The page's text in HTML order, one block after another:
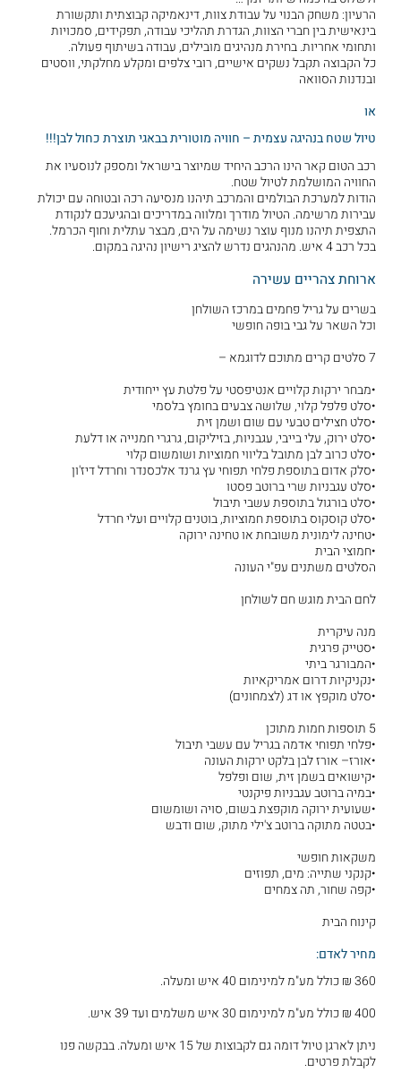
הרעיון: משחק הבנוי על עבודת צוות, דינאמיקה קבוצתית ותקשורת
בינאישית בין חברי הצוות, הגדרת תהליכי עבודה, תפקידים, סמכויות
ותחומי אחריות. בחירת מנהיגים מובילים, עבודה בשיתוף פעולה.
כל הקבוצה תקבל נשקים אישיים, רובי צלפים ומקלע מחלקתי, ווסטים
ובנדנות הסוואה
או
טיול שטח בנהיגה עצמית – חוויה מוטורית בבאגי תוצרת כחול לבן!!!
רכב הטום קאר הינו הרכב היחיד שמיוצר בישראל ומספק לנוסעיו את
החוויה המושלמת לטיול שטח.
הודות למערכת הבולמים והמרכב תיהנו מנסיעה רכה ובטוחה עם יכולת
עבירות מרשימה. הטיול מודרך ומלווה במדריכים ובהגיעכם לנקודת
התצפית תיהנו מנוף עוצר נשימה על הים, מבצר עתלית וחוף הכרמל.
בכל רכב 4 איש. מהנהגים נדרש להציג רישיון נהיגה במקום.
ארוחת צהריים עשירה
בשרים על גריל פחמים במרכז השולחן
וכל השאר על גבי בופה חופשי
7 סלטים קרים מתוכם לדוגמא –
•מבחר ירקות קלויים אנטיפסטי על פלטת עץ ייחודית
•סלט פלפל קלוי, שלושה צבעים בחומץ בלסמי
•סלט חצילים טבעי עם שום ושמן זית
•סלט ירוק, עלי בייבי, עגבניות, בזיליקום, גרגרי חמנייה או דלעת
•סלט כרוב לבן מתובל בליווי חמוציות ושומשום קלוי
•סלק אדום בתוספת פלחי תפוחי עץ גרנד אלכסנדר וחרדל דיז'ון
•סלט עגבניות שרי ברוטב פסטו
•סלט בורגול בתוספת עשבי תיבול
•סלט קוסקוס בתוספת חמוציות, בוטנים קלויים ועלי חרדל
•טחינה לימונית משובחת או טחינה ירוקה
•חמוצי הבית
הסלטים משתנים עפ"י העונה
לחם הבית מוגש חם לשולחן
מנה עיקרית
•סטייק פרגית
•המבורגר ביתי
•נקניקיות דרום אמריקאיות
•סלט מוקפץ או דג (לצמחונים)
5 תוספות חמות מתוכן
•פלחי תפוחי אדמה בגריל עם עשבי תיבול
•אורז– אורז לבן בלקט ירקות העונה
•קישואים בשמן זית, שום ופלפל
•במיה ברוטב עגבניות פיקנטי
•שעועית ירוקה מוקפצת בשום, סויה ושומשום
•בטטה מתוקה ברוטב צ'ילי מתוק, שום ודבש
משקאות חופשי
•קנקני שתייה: מים, תפוזים
•קפה שחור, תה צמחים
קינוח הבית
מחיר לאדם:
360 ₪ כולל מע"מ למינימום 40 איש ומעלה.
400 ₪ כולל מע"מ למינימום 30 איש משלמים ועד 39 איש.
ניתן לארגן טיול דומה גם לקבוצות של 15 איש ומעלה. בבקשה פנו
לקבלת פרטים.